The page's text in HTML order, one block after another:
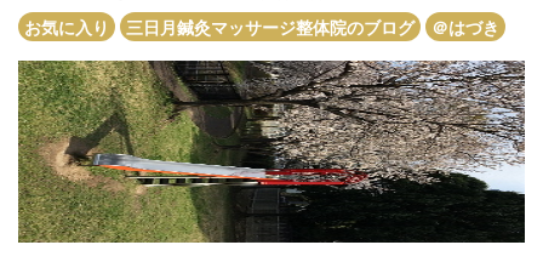
お気に入り
三日月鍼灸マッサージ整体院のブログ ＠はづき